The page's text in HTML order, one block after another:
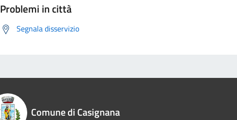
Problemi in città
Segnala disservizio
Comune di Casignana